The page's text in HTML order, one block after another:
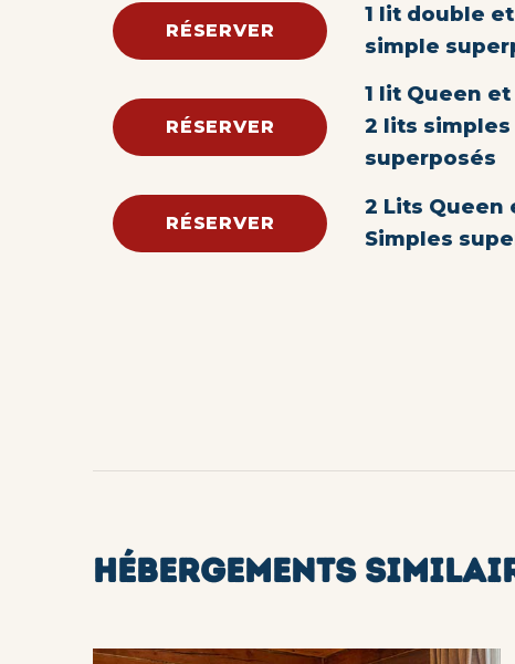
RÉSERVER
1 lit double
simple
RÉSERVER
1 lit Queen et
2 lits simples
superposés
RÉSERVER
2 Lits Queen
Simples
HÉBERGEMENTS